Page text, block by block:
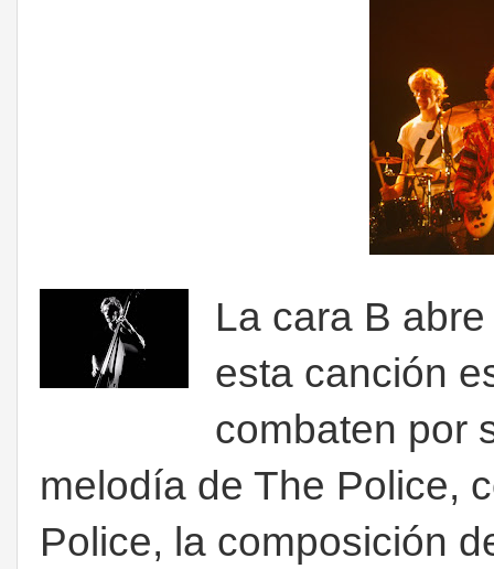
La cara B
esta canción
combaten por
melodía de The Police,
Police, la composición